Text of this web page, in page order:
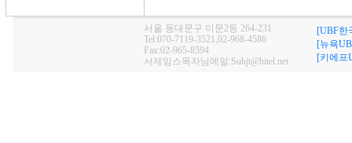
서울 동대문구 이문2동 264-231
Tel:070-7119-3521,02-968-4586
Fax:02-965-8594
서제임스목자님메일:Suhjt@hitel.net
[UBF한
[뉴욕
[키에프